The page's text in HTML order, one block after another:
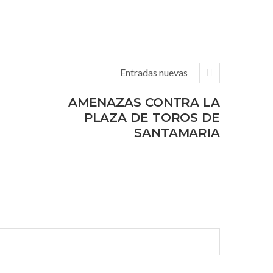
Entradas nuevas
AMENAZAS CONTRA LA
PLAZA DE TOROS DE
SANTAMARIA